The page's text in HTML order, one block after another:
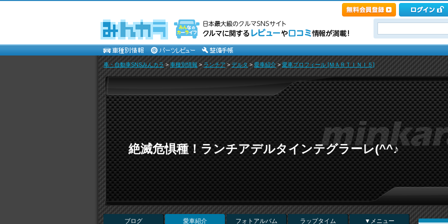
車・自動車SNSみんカラ>車種別情報>ランチア>デルタ>愛車紹介>愛車プロフィール [ＭＡＲＴＩＮＩ５]
絶滅危惧種！ランチアデルタインテグラーレ(^^♪
ブログ 愛車紹介 フォトアルバム ラップタイム ▼メニュー